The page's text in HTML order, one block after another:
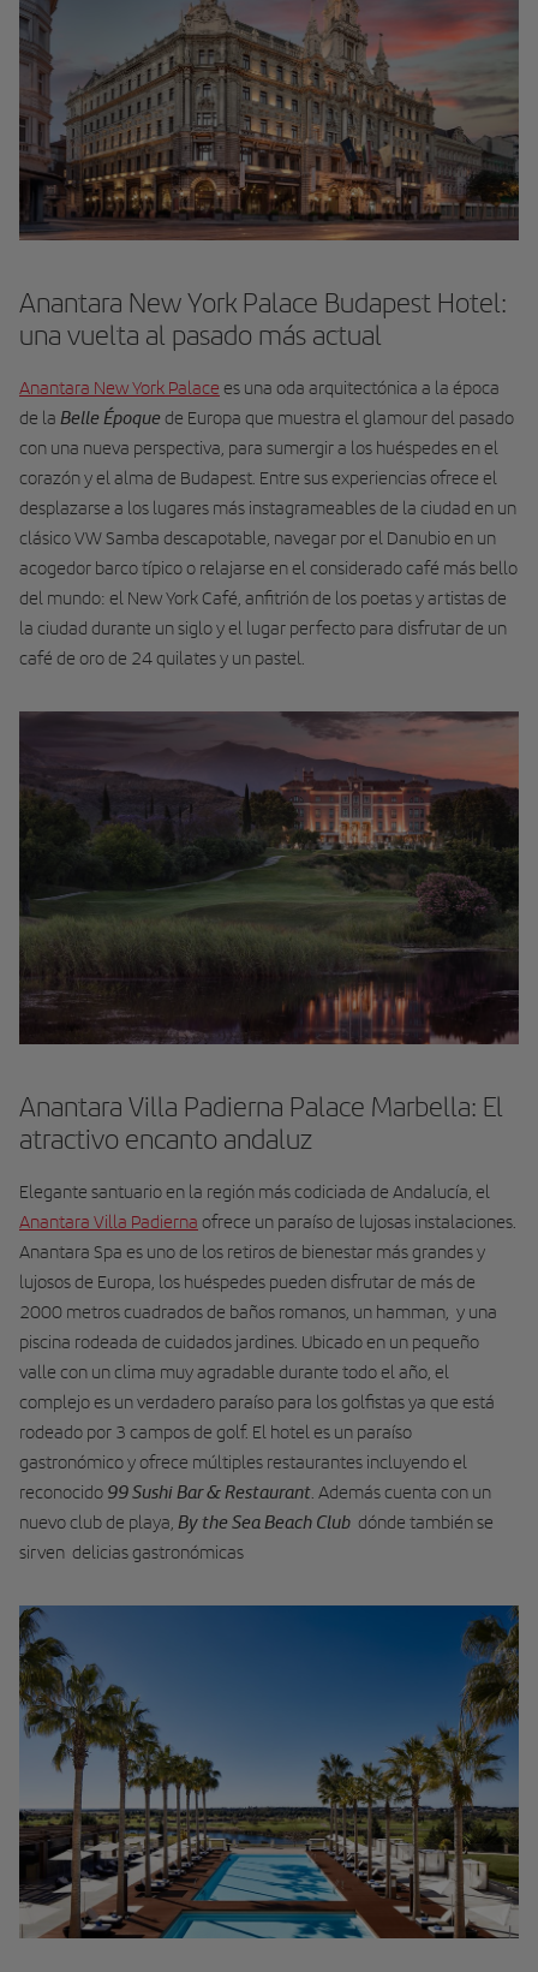
Anantara New York Palace Budapest Hotel:
una vuelta al pasado más actual
Anantara New York Palace es una oda arquitectónica a la época
de la Belle Époque de Europa que muestra el glamour del pasado
con una nueva perspectiva, para sumergir a los huéspedes en el
corazón y el alma de Budapest. Entre sus experiencias ofrece el
desplazarse a los lugares más instagrameables de la ciudad en un
clásico VW Samba descapotable, navegar por el Danubio en un
acogedor barco típico o relajarse en el considerado café más bello
del mundo: el New York Café, anfitrión de los poetas y artistas de
la ciudad durante un siglo y el lugar perfecto para disfrutar de un
café de oro de 24 quilates y un pastel.
Anantara Villa Padierna Palace Marbella: El
atractivo encanto andaluz
Elegante santuario en la región más codiciada de Andalucía, el
Anantara Villa Padierna ofrece un paraíso de lujosas instalaciones.
Anantara Spa es uno de los retiros de bienestar más grandes y
lujosos de Europa, los huéspedes pueden disfrutar de más de
2000 metros cuadrados de baños romanos, un hamman, y una
piscina rodeada de cuidados jardines. Ubicado en un pequeño
valle con un clima muy agradable durante todo el año, el
complejo es un verdadero paraíso para los golfistas ya que está
rodeado por 3 campos de golf. El hotel es un paraíso
gastronómico y ofrece múltiples restaurantes incluyendo el
reconocido 99 Sushi Bar & Restaurant. Además cuenta con un
nuevo club de playa, By the Sea Beach Club dónde también se
sirven delicias gastronómicas